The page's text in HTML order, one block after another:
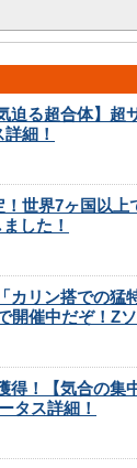
迫る超合体】超
細！
世界7ヶ国以上
した！
カリン搭での猛
開催中だぞ！Z
得！【気合の集
タス詳細！